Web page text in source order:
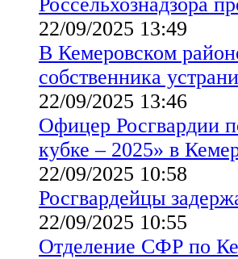
22/09/2025 13:49
В Кемеровском
собственника
22/09/2025 13:46
Офицер Росгвардии
кубке – 2025» в
22/09/2025 10:58
Росгвардейцы
22/09/2025 10:55
Отделение СФР по